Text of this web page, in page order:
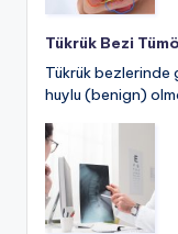
Tükrük Bezi
Tükrük bezlerinde
huylu (benign)